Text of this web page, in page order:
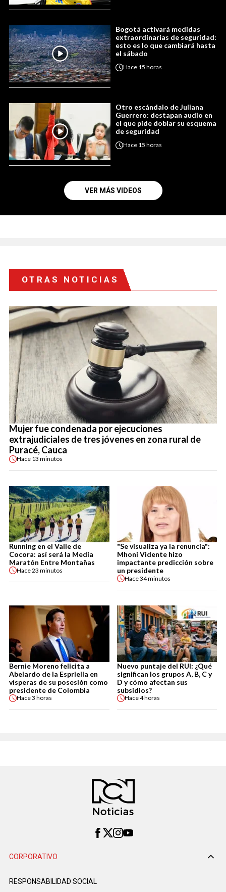
Bogotá activará medidas
extraordinarias de seguridad:
esto es lo que cambiará hasta
el sábado
Hace 15 horas
Otro escándalo de Juliana
Guerrero: destapan audio en
el que pide doblar su esquema
de seguridad
Hace 15 horas
VER MÁS VIDEOS
OTRAS NOTICIAS
Mujer fue condenada por ejecuciones
extrajudiciales de tres jóvenes en zona rural de
Puracé, Cauca
Hace 13 minutos
Running en el Valle de
Cocora: así será la Media
Maratón Entre Montañas
Hace23 minutos
"Se visualiza ya la renuncia":
Mhoni Vidente hizo
impactante predicción sobre
un presidente
Hace34 minutos
Bernie Moreno felicita a
Abelardo de la Espriella en
vísperas de su posesión como
presidente de Colombia
Hace3 horas
Nuevo puntaje del RUI: ¿Qué
significan los grupos A, B, C y
D y cómo afectan sus
subsidios?
Hace4 horas
CORPORATIVO
RESPONSABILIDAD SOCIAL